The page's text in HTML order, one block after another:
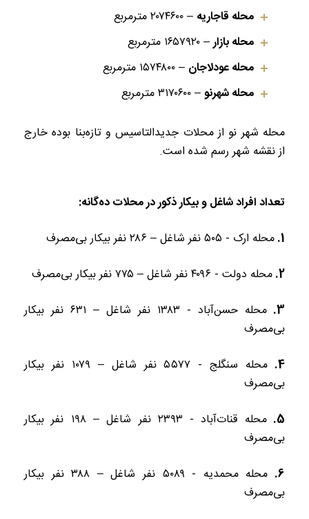
محله قاجاریه – ۲۰۷۴۶۰۰ مترمربع
محله بازار– ۱۶۵۷۹۲۰ مترمربع
محله عودلاجان – ۱۵۷۴۸۰۰ مترمربع
محله شهرنو– ۳۱۷۰۶۰۰ مترمربع
محله شهر نو از محلات جدید‌التاسیس و تازه‌بنا بوده خارج
از نقشه شهر رسم شده است.
تعداد افراد شاغل و بیکار ذکور در محلات ده‌گانه:
محله ارک - ۵۰۵ نفر شاغل – ۲۸۶ نفر بیکار بی‌مصرف
محله دولت - ۴۰۹۶ نفر شاغل – ۷۷۵ نفر بیکار بی‌مصرف
محله حسن‌آباد - ۱۳۸۳ نفر شاغل – ۶۳۱ نفر بیکار
بی‌مصرف
محله سنگلج - ۵۵۷۷ نفر شاغل – ۱۰۷۹ نفر بیکار
بی‌مصرف
محله قنات‌آباد - ۲۳۹۳ نفر شاغل – ۱۹۸ نفر بیکار
بی‌مصرف
محله محمدیه - ۵۰۸۹ نفر شاغل – ۳۸۸ نفر بیکار
بی‌مصرف